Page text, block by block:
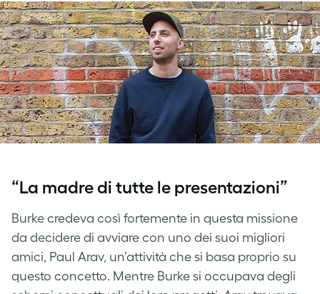
“La madre di tutte le presentazioni”
Burke credeva così fortemente in questa missione
da decidere di avviare con uno dei suoi migliori
amici, Paul Arav, un’attività che si basa proprio su
questo concetto. Mentre Burke si occupava degli